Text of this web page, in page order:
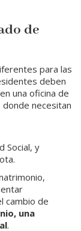
de
para las
deben
una oficina de
donde necesitan
Social, y
cambio de
una
.